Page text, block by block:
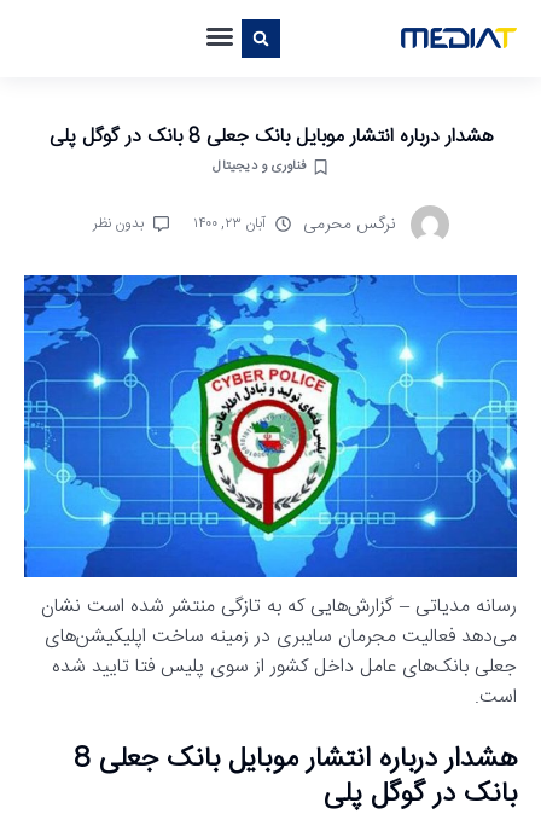
هشدار درباره انتشار موبایل بانک جعلی 8 بانک در گوگل پلی
فناوری و دیجیتال
نرگس محرمی آبان ۲۳, ۱۴۰۰ بدون نظر
رسانه مدیاتی – گزارش‌هایی که به تازگی منتشر شده است نشان
می‌دهد فعالیت مجرمان سایبری در زمینه ساخت اپلیکیشن‌های
جعلی بانک‌های عامل داخل کشور از سوی پلیس فتا تایید شده
است.
هشدار درباره انتشار موبایل بانک جعلی 8
بانک در گوگل پلی